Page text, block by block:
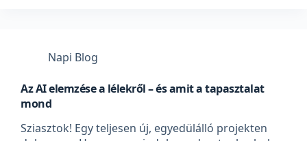
Napi Blog
Az AI elemzése a lélekről – és amit a tapasztalat
mond
Sziasztok! Egy teljesen új, egyedülálló projekten